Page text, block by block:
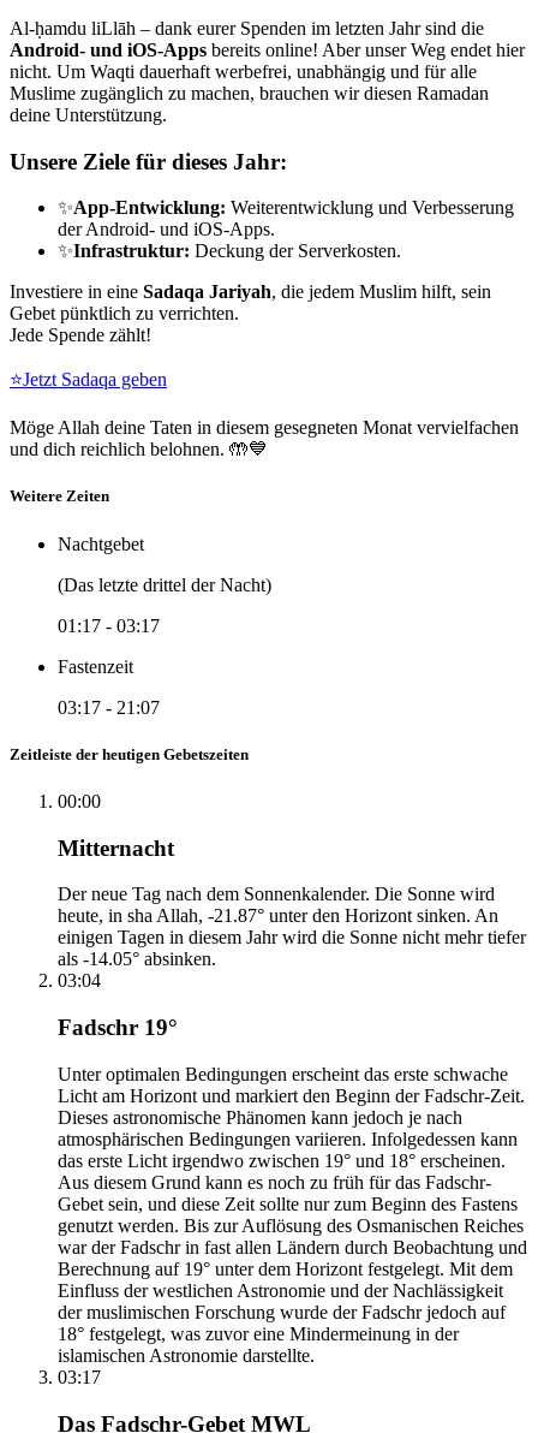
Al-ḥamdu liLlāh – dank eurer Spenden im letzten Jahr sind die
Android- und iOS-Apps bereits online! Aber unser Weg endet hier
nicht. Um Waqti dauerhaft werbefrei, unabhängig und für alle
Muslime zugänglich zu machen, brauchen wir diesen Ramadan
deine Unterstützung.
Unsere Ziele für dieses Jahr:
✨App-Entwicklung: Weiterentwicklung und Verbesserung
der Android- und iOS-Apps.
✨Infrastruktur: Deckung der Serverkosten.
Investiere in eine Sadaqa Jariyah, die jedem Muslim hilft, sein
Gebet pünktlich zu verrichten.
Jede Spende zählt!
⭐Jetzt Sadaqa geben
Möge Allah deine Taten in diesem gesegneten Monat vervielfachen
und dich reichlich belohnen. 🤲💙
Weitere Zeiten
Nachtgebet
(Das letzte drittel der Nacht)
01:17 - 03:17
Fastenzeit
03:17 - 21:07
Zeitleiste der heutigen Gebetszeiten
00:00
Mitternacht
Der neue Tag nach dem Sonnenkalender. Die Sonne wird
heute, in sha Allah, -21.87° unter den Horizont sinken. An
einigen Tagen in diesem Jahr wird die Sonne nicht mehr tiefer
als -14.05° absinken.
03:04
Fadschr 19°
Unter optimalen Bedingungen erscheint das erste schwache
Licht am Horizont und markiert den Beginn der Fadschr-Zeit.
Dieses astronomische Phänomen kann jedoch je nach
atmosphärischen Bedingungen variieren. Infolgedessen kann
das erste Licht irgendwo zwischen 19° und 18° erscheinen.
Aus diesem Grund kann es noch zu früh für das Fadschr-
Gebet sein, und diese Zeit sollte nur zum Beginn des Fastens
genutzt werden. Bis zur Auflösung des Osmanischen Reiches
war der Fadschr in fast allen Ländern durch Beobachtung und
Berechnung auf 19° unter dem Horizont festgelegt. Mit dem
Einfluss der westlichen Astronomie und der Nachlässigkeit
der muslimischen Forschung wurde der Fadschr jedoch auf
18° festgelegt, was zuvor eine Mindermeinung in der
islamischen Astronomie darstellte.
03:17
Das Fadschr-Gebet MWL